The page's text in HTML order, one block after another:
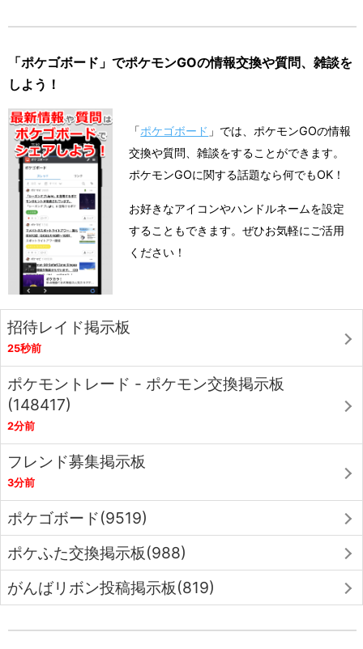
「ポケゴボード」でポケモンGOの情報交換や質問、雑談を
しよう！
「ポケゴボード 」では、ポケモンGOの情報
交換や質問、雑談をすることができます。
ポケモンGOに関する話題なら何でもOK！
お好きなアイコンやハンドルネームを設定
することもできます。ぜひお気軽にご活用
ください！
招待レイド掲示板
25秒前
ポケモントレード - ポケモン交換掲示板
(148417)
2分前
フレンド募集掲示板
3分前
ポケゴボード(9519)
ポケふた交換掲示板(988)
がんばリボン投稿掲示板(819)